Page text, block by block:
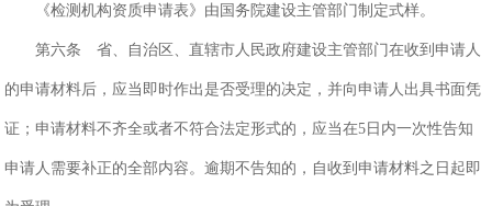
《检测机构资质申请表》由国务院建设主管部门制定式样。
第六条 省、自治区、直辖市人民政府建设主管部门在收到申请人
的申请材料后，应当即时作出是否受理的决定，并向申请人出具书面凭
证；申请材料不齐全或者不符合法定形式的，应当在5日内一次性告知
申请人需要补正的全部内容。逾期不告知的，自收到申请材料之日起即